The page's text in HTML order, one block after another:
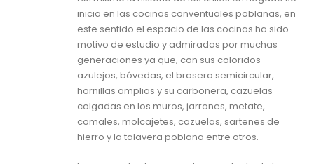
inicia en las cocinas conventuales poblanas, en
este sentido el espacio de las cocinas ha sido
motivo de estudio y admiradas por muchas
generaciones ya que, con sus coloridos
azulejos, bóvedas, el brasero semicircular,
hornillas amplias y su carbonera, cazuelas
colgadas en los muros, jarrones, metate,
comales, molcajetes, cazuelas, sartenes de
hierro y la talavera poblana entre otros.